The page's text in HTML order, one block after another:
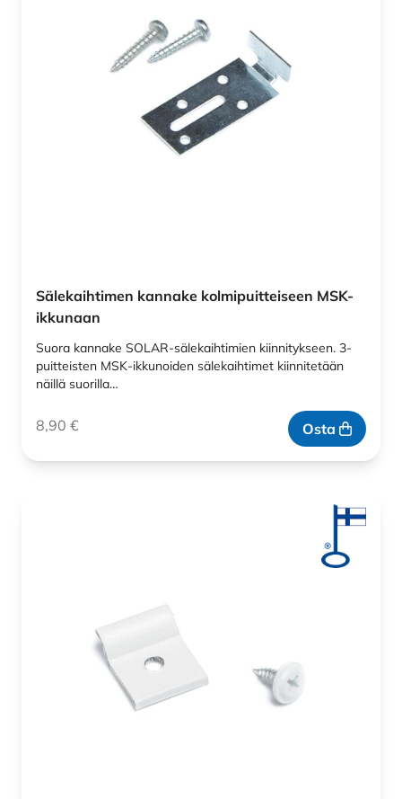
Sälekaihtimen kannake kolmipuitteiseen MSK-
ikkunaan
Suora kannake SOLAR-sälekaihtimien kiinnitykseen. 3-
puitteisten MSK-ikkunoiden sälekaihtimet kiinnitetään
näillä suorilla…
8,90 € Osta